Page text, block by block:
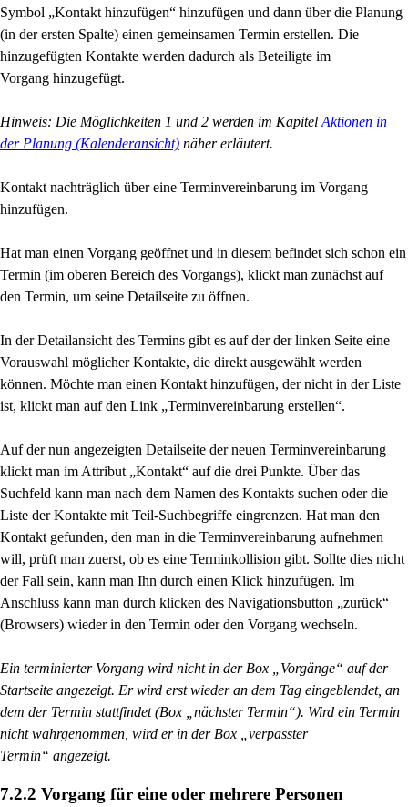
Symbol „Kontakt hinzufügen“ hinzufügen und dann über die Planung
(in der ersten Spalte) einen gemeinsamen Termin erstellen. Die
hinzugefügten Kontakte werden dadurch als Beteiligte im
Vorgang hinzugefügt.
Hinweis: Die Möglichkeiten 1 und 2 werden im Kapitel Aktionen in
der Planung (Kalenderansicht) näher erläutert.
Kontakt nachträglich über eine Terminvereinbarung im Vorgang
hinzufügen.
Hat man einen Vorgang geöffnet und in diesem befindet sich schon ein
Termin (im oberen Bereich des Vorgangs), klickt man zunächst auf
den Termin, um seine Detailseite zu öffnen.
In der Detailansicht des Termins gibt es auf der der linken Seite eine
Vorauswahl möglicherKontakte, die direkt ausgewählt werden
können. Möchte man einen Kontakt hinzufügen, dernicht in der Liste
ist, klickt man auf den Link „Terminvereinbarung erstellen“.
Auf der nun angezeigten Detailseite der neuen Terminvereinbarung
klickt man im Attribut „Kontakt“ auf die drei Punkte. Über das
Suchfeld kann man nach dem Namen des Kontakts suchen oder die
Liste der Kontakte mit Teil-Suchbegriffe eingrenzen. Hat man den
Kontakt gefunden, den man in die Terminvereinbarung aufnehmen
will, prüft man zuerst, ob es eine Terminkollision gibt. Sollte dies nicht
der Fall sein, kann man Ihn durch einen Klick hinzufügen. Im
Anschluss kann man durch klicken des Navigationsbutton „zurück“
(Browsers) wieder in den Termin oder den Vorgang wechseln.
Ein terminierter Vorgang wird nicht in der Box „Vorgänge“ auf der
Startseite angezeigt. Erwird erst wieder an dem Tag eingeblendet, an
dem der Termin stattfindet (Box „nächster Termin“). Wird ein Termin
nicht wahrgenommen, wird er in der Box „verpasster
Termin“ angezeigt.
7.2.2 Vorgang für eine oder mehrere Personen